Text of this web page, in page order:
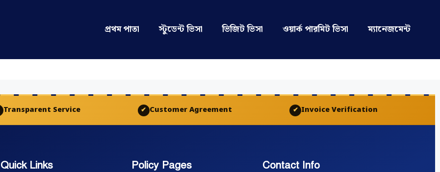
প্রথম পাতা স্টুডেন্ট ভিসা ভিজিট ভিসা ওয়ার্ক পারমিট ভিসা ম্যানেজমেন্ট
Transparent Service ✔ Customer Agreement ✔ Invoice Verification
Quick Links Policy Pages Contact Info